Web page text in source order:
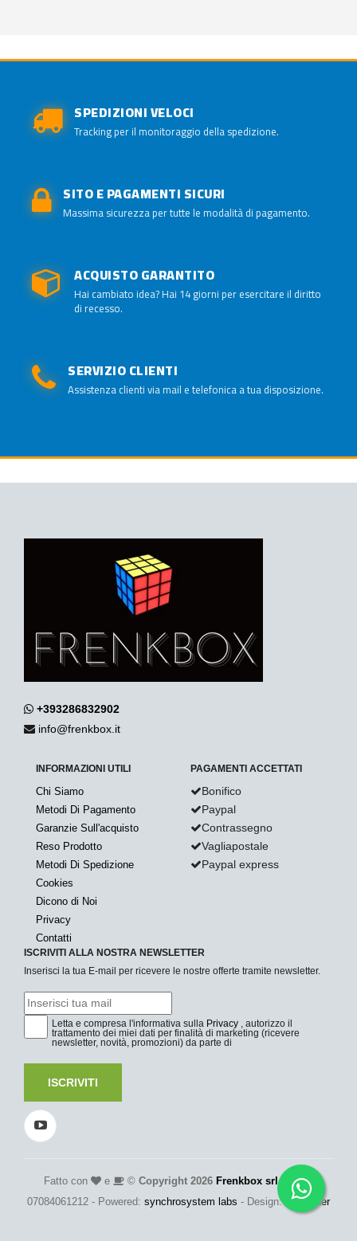
SPEDIZIONI VELOCI
Tracking per il monitoraggio della spedizione.
SITO E PAGAMENTI SICURI
Massima sicurezza per tutte le modalità di pagamento.
ACQUISTO GARANTITO
Hai cambiato idea? Hai 14 giorni per esercitare il diritto
di recesso.
SERVIZIO CLIENTI
Assistenza clienti via mail e telefonica a tua disposizione.
+393286832902
info@frenkbox.it
INFORMAZIONI UTILI
Chi Siamo
Metodi Di Pagamento
Garanzie Sull'acquisto
Reso Prodotto
Metodi Di Spedizione
Cookies
Dicono di Noi
Privacy
Contatti
PAGAMENTI ACCETTATI
Bonifico
Paypal
Contrassegno
Vagliapostale
Paypal express
ISCRIVITI ALLA NOSTRA NEWSLETTER
Inserisci la tua E-mail per ricevere le nostre offerte tramite newsletter.
Letta e compresa l'informativa sulla Privacy , autorizzo il
trattamento dei miei dati per finalità di marketing (ricevere
newsletter, novità, promozioni) da parte di
ISCRIVITI
Fatto con e © Copyright 2026 Frenkbox srl- P.Iva:
07084061212 - Powered: synchrosystem labs - Design: adesigner